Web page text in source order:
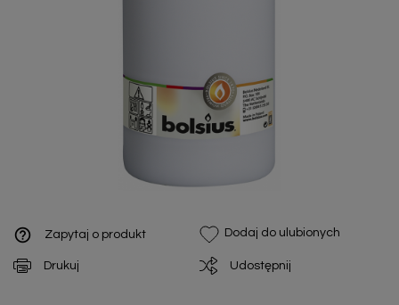
help_outline Zapytaj o produkt Dodaj do ulubionych
Drukuj Udostępnij